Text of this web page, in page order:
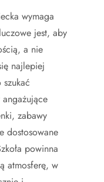
wymaga
jest, aby
a nie
najlepiej
zabawy
dostosowane
powinna
atmosferę, w